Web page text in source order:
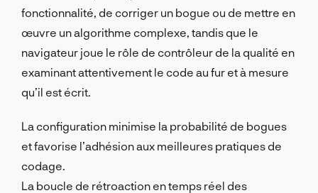
fonctionnalité, de corriger un bogue ou de mettre en
œuvre un algorithme complexe, tandis que le
navigateur joue le rôle de contrôleur de la qualité en
examinant attentivement le code au fur et à mesure
qu’il est écrit.
La configuration minimise la probabilité de bogues
et favorise l’adhésion aux meilleures pratiques de
codage.
La boucle de rétroaction en temps réel des